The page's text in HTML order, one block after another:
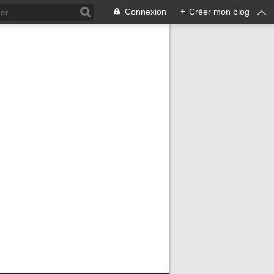
Connexion + Créer mon blog